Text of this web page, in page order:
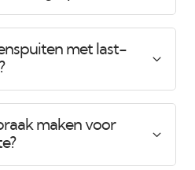
met last-
maken voor